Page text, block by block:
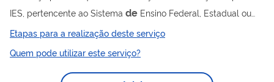
IES, pertencente ao Sistema de Ensino Federal, Estadual ou
Militar, informe as reduçõesde vagas ocorridas em seus
cursos
degraduação em atividade, conforme regras indicadas
Etapas para a realização deste serviço
Quem pode utilizar este serviço?